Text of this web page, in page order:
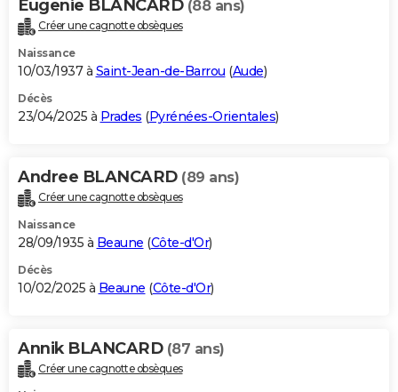
Eugenie BLANCARD (88 ans)
Créer une cagnotte obsèques
Naissance
10/03/1937 à Saint-Jean-de-Barrou (Aude)
Décès
23/04/2025 à Prades (Pyrénées-Orientales)
Andree BLANCARD (89 ans)
Créer une cagnotte obsèques
Naissance
28/09/1935 à Beaune (Côte-d'Or)
Décès
10/02/2025 à Beaune (Côte-d'Or)
Annik BLANCARD (87 ans)
Créer une cagnotte obsèques